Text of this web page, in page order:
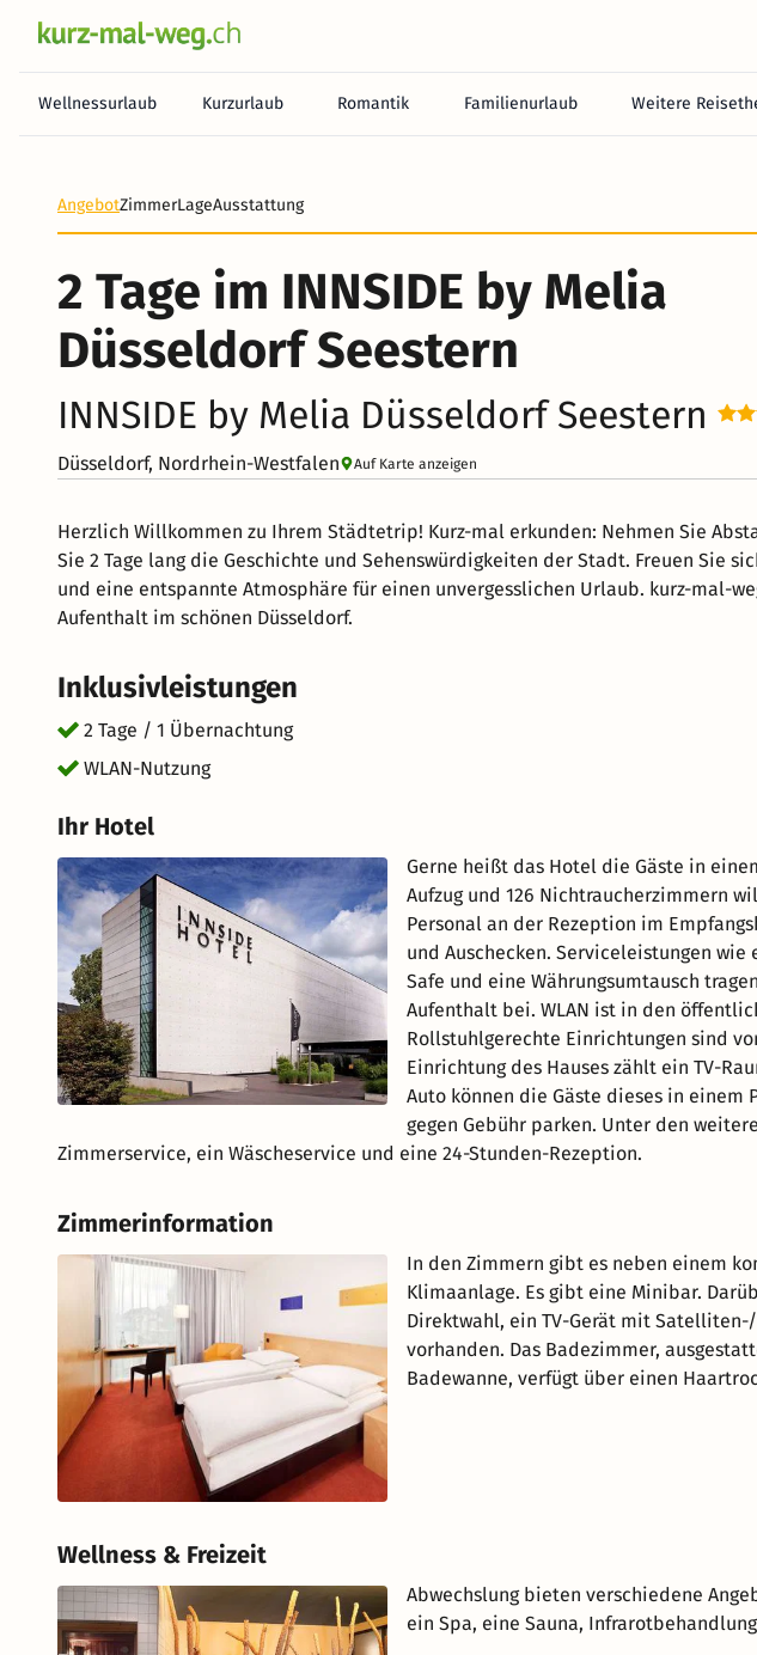
Wellnessurlaub Kurzurlaub Romantik Familienurlaub Weitere
AngebotZimmerLageAusstattung
2 Tage im INNSIDE by Melia
Düsseldorf Seestern
INNSIDE by Melia Düsseldorf Seestern
Düsseldorf, Nordrhein-Westfalen Auf Karte anzeigen
Herzlich Willkommen zu Ihrem Städtetrip! Kurz-mal erkunden: Nehmen Sie
Sie 2 Tage lang die Geschichte und Sehenswürdigkeiten der Stadt. Freuen Sie
und eine entspannte Atmosphäre für einen unvergesslichen Urlaub. kurz-mal-
Aufenthalt im schönen Düsseldorf.
Inklusivleistungen
2 Tage / 1 Übernachtung
WLAN-Nutzung
Ihr Hotel
Gerne heißt das Hotel die Gäste in
Aufzug und 126 Nichtraucherzimmern
Personal an der Rezeption im
und Auschecken. Serviceleistungen wie
Safe und eine Währungsumtausch
Aufenthalt bei. WLAN ist in den
Rollstuhlgerechte Einrichtungen sind
Einrichtung des Hauses zählt ein TV-
Auto können die Gäste dieses in einem
gegen Gebühr parken. Unter den
Zimmerservice, ein Wäscheservice und eine 24-Stunden-Rezeption.
Zimmerinformation
In den Zimmern gibt es neben einem
Klimaanlage. Es gibt eine Minibar.
Direktwahl, ein TV-Gerät mit
vorhanden. Das Badezimmer,
Badewanne, verfügt über einen
Wellness & Freizeit
Abwechslung bieten verschiedene
ein Spa, eine Sauna,